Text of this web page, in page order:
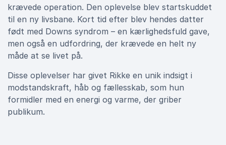
krævede operation. Den oplevelse blev startskuddet
til en ny livsbane. Kort tid efter blev hendes datter
født med Downs syndrom – en kærlighedsfuld gave,
men også en udfordring, der krævede en helt ny
måde at se livet på.
Disse oplevelser har givet Rikke en unik indsigt i
modstandskraft, håb og fællesskab, som hun
formidler med en energi og varme, der griber
publikum.